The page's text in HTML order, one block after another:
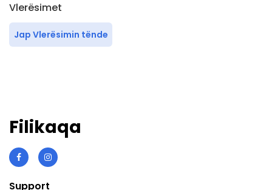
Vlerësimet
Jap Vlerësimin tënde
Filikaqa
Support